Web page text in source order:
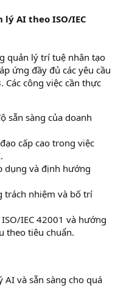
AI theo ISO/IEC
quản lý trí tuệ nhân tạo
ứng đầy đủ các yêu cầu
Các công việc cần thực
sẵn sàng của doanh
cấp cao trong việc
dụng và định hướng
trách nhiệm và bố trí
IEC 42001 và hướng
theo tiêu chuẩn.
và sẵn sàng cho quá